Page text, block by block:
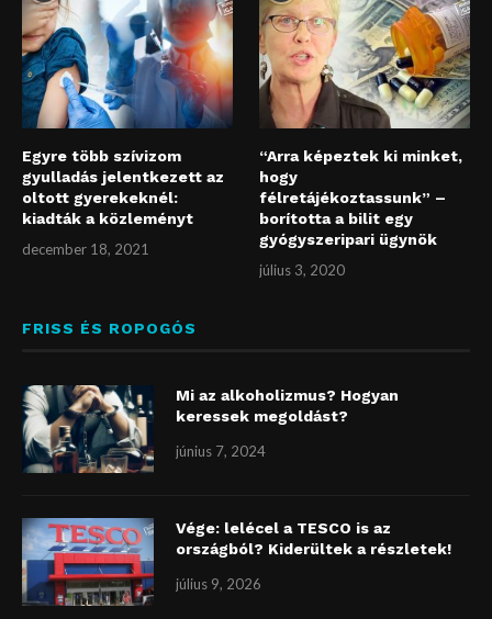
Egyre több szívizom
gyulladás jelentkezett az
oltott gyerekeknél:
kiadták a közleményt
december 18, 2021
“Arra képeztek ki minket,
hogy
félretájékoztassunk” –
borította a bilit egy
gyógyszeripari ügynök
július 3, 2020
FRISS ÉS ROPOGÓS
Mi az alkoholizmus? Hogyan
keressek megoldást?
június 7, 2024
Vége: lelécel a TESCO is az
országból? Kiderültek a részletek!
július 9, 2026